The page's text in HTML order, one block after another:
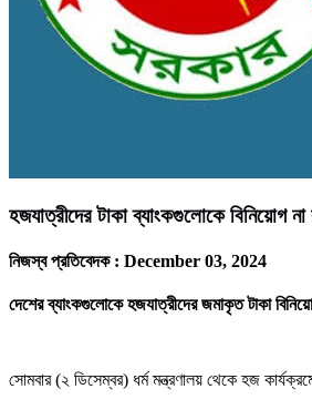
হজযাত্রীদের টাকা ব্যাংকগুলোকে বিনিয়োগ না
নিজস্ব প্রতিবেদক : December 03, 2024
দেশের ব্যাংকগুলোকে হজযাত্রীদের জমাকৃত টাকা
সোমবার (২ ডিসেম্বর) ধর্ম মন্ত্রণালয় থেকে হজ